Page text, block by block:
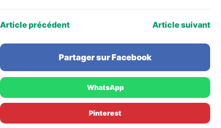
Article précédent Article suivant
Partager sur Facebook
WhatsApp
Pinterest